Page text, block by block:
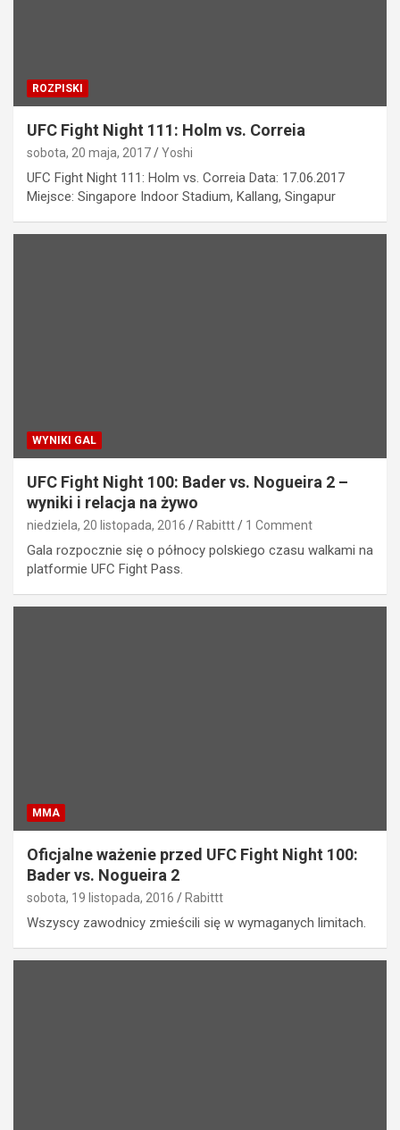
ROZPISKI
UFC Fight Night 111: Holm vs. Correia
sobota, 20 maja, 2017 Yoshi
UFC Fight Night 111: Holm vs. Correia Data: 17.06.2017
Miejsce: Singapore Indoor Stadium, Kallang, Singapur
WYNIKI GAL
UFC Fight Night 100: Bader vs. Nogueira 2 –
wyniki i relacja na żywo
niedziela, 20 listopada, 2016 Rabittt 1 Comment
Gala rozpocznie się o północy polskiego czasu walkami na
platformie UFC Fight Pass.
MMA
Oficjalne ważenie przed UFC Fight Night 100:
Bader vs. Nogueira 2
sobota, 19 listopada, 2016 Rabittt
Wszyscy zawodnicy zmieścili się w wymaganych limitach.